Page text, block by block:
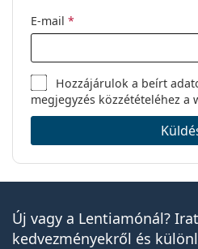
E-mail *
Hozzájárulok a beírt
megjegyzés közzétételéhez a
Új vagy a Lentiamónál?
kedvezményekről és